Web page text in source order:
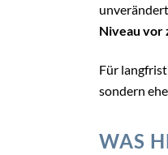
Niveau vor
Für
sondern
WAS